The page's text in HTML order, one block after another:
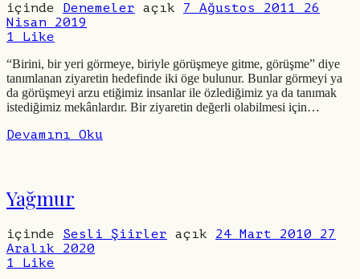
içinde Denemeler açık 7 Ağustos 2011 26
Nisan 2019
1
Like
“Birini, bir yeri görmeye, biriyle görüşmeye gitme, görüşme” diye
tanımlanan ziyaretin hedefinde iki öge bulunur. Bunlar görmeyi ya
da görüşmeyi arzu etiğimiz insanlar ile özlediğimiz ya da tanımak
istediğimiz mekânlardır. Bir ziyaretin değerli olabilmesi için…
Devamını Oku
Yağmur
içinde Sesli Şiirler açık 24 Mart 2010 27
Aralık 2020
1
Like